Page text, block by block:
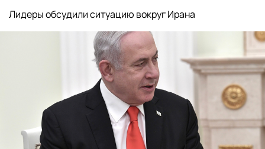
Лидеры обсудили ситуацию вокруг Ирана